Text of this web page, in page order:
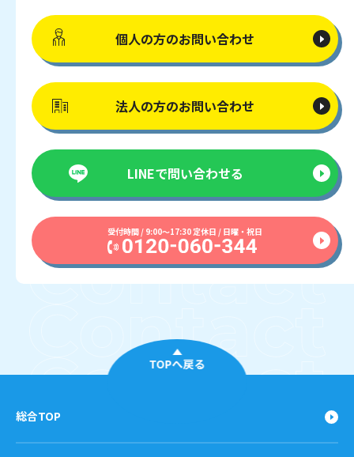
個人の方のお問い合わせ
法人の方のお問い合わせ
LINEで問い合わせる
受付時間 / 9:00〜17:30 定休日 / 日曜・祝日
TOPへ戻る
総合TOP